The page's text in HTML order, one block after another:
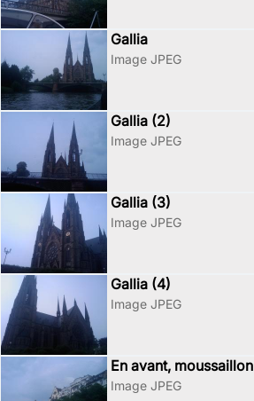
Gallia
Image JPEG
Gallia (2)
Image JPEG
Gallia (3)
Image JPEG
Gallia (4)
Image JPEG
En avant, moussaillon
Image JPEG